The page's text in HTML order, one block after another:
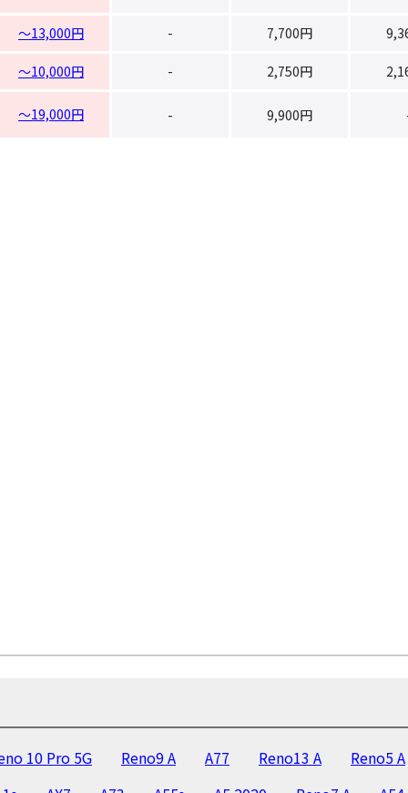
～13,000円 - 7,700円
～10,000円 - 2,750円
～19,000円 - 9,900円
10 Pro 5G Reno9 A A77 Reno13 A
Reno5 A